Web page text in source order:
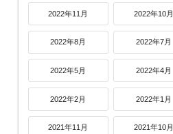
2022年11月 2022年10月
2022年8月 2022年7月
2022年5月 2022年4月
2022年2月 2022年1月
2021年11月 2021年10月